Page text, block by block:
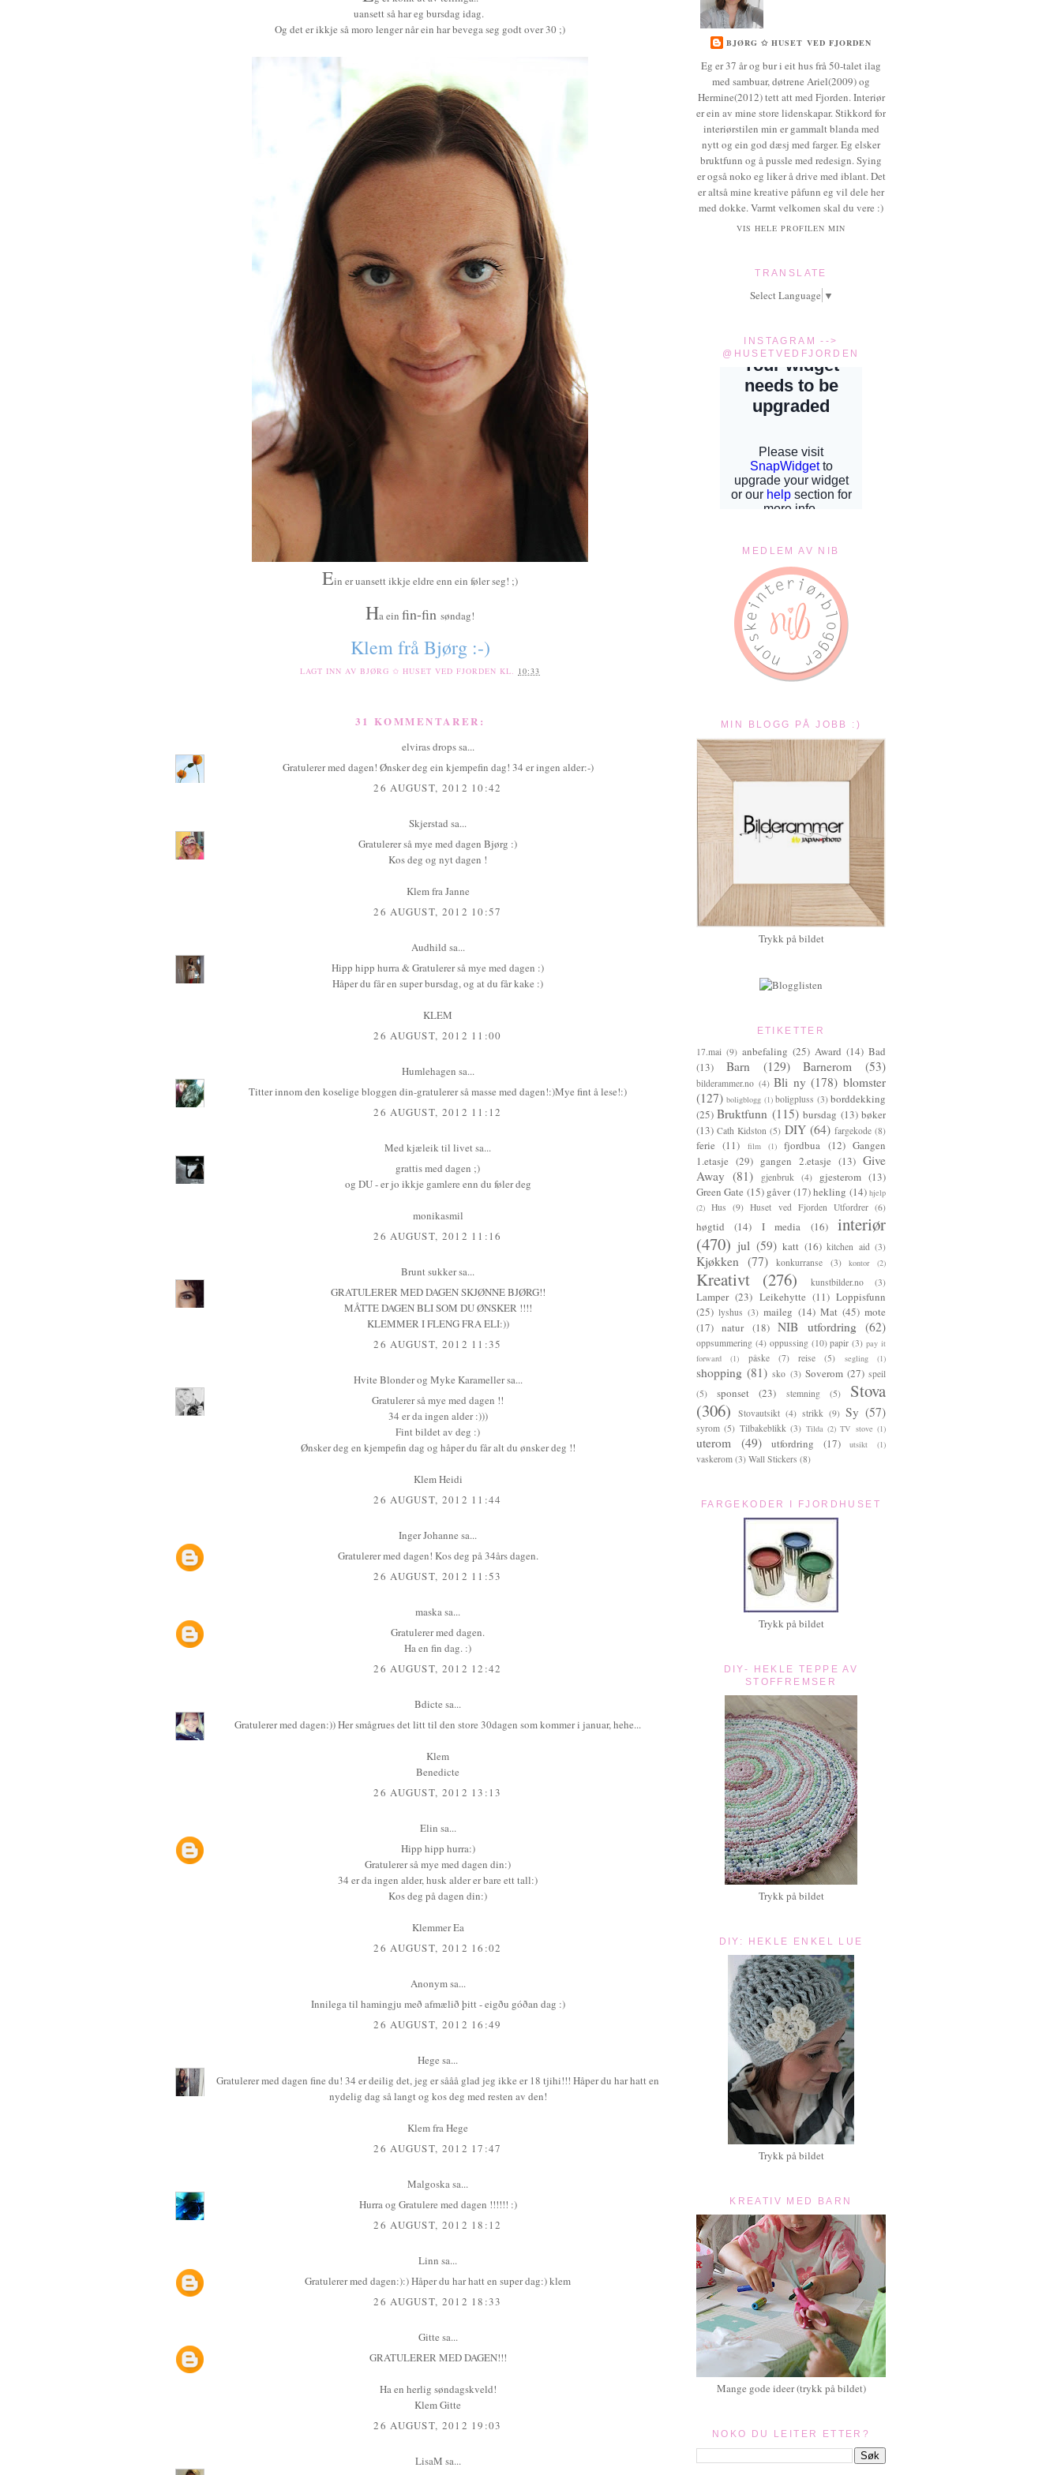
uansett så har eg bursdag idag.
Og det er ikkje så moro lenger når ein har bevega seg godt over 30 ;)
Ein er uansett ikkje eldre enn ein føler seg! ;)
Ha ein fin-fin søndag!
Klem frå Bjørg :-)
LAGT INN AV BJØRG ✩ HUSET VED FJORDEN KL. 10:33
31 KOMMENTARER:
elviras dropssa...
Gratulerer med dagen! Ønsker deg ein kjempefin dag! 34 er ingen alder:-)
26 AUGUST, 2012 10:42
Skjerstad sa...
Gratulerer så mye med dagen Bjørg :)
Kos deg og nyt dagen !
Klem fra Janne
26 AUGUST, 2012 10:57
Audhild sa...
Hipp hipp hurra & Gratulerer så mye med dagen :)
Håper du får en super bursdag, og at du får kake :)
KLEM
26 AUGUST, 2012 11:00
Humlehagen sa...
Titter innom den koselige bloggen din-gratulerer så masse med dagen!:)Mye fint å lese!:)
26 AUGUST, 2012 11:12
Med kjæleik til livetsa...
grattis med dagen ;)
og DU - er jo ikkje gamlere enn du føler deg
monikasmil
26 AUGUST, 2012 11:16
Brunt sukkersa...
GRATULERER MED DAGEN SKJØNNE BJØRG!!
MÅTTE DAGEN BLI SOM DU ØNSKER !!!!
KLEMMER I FLENG FRA ELI:))
26 AUGUST, 2012 11:35
Hvite Blonder og Myke Karamellersa...
Gratulerer så mye med dagen !!
34 er da ingen alder :)))
Fint bildet av deg :)
Ønsker deg en kjempefin dag og håper du får alt du ønsker deg !!
Klem Heidi
26 AUGUST, 2012 11:44
Inger Johanne sa...
Gratulerer med dagen! Kos deg på 34års dagen.
26 AUGUST, 2012 11:53
maskasa...
Gratulerer med dagen.
Ha en fin dag. :)
26 AUGUST, 2012 12:42
Bdicte sa...
Gratulerer med dagen:)) Her smågrues det litt til den store 30dagen som kommer i januar, hehe...
Klem
Benedicte
26 AUGUST, 2012 13:13
Elin sa...
Hipp hipp hurra:)
Gratulerer så mye med dagen din:)
34 er da ingen alder, husk alder er bare ett tall:)
Kos deg på dagen din:)
Klemmer Ea
26 AUGUST, 2012 16:02
Anonym sa...
Innilega til hamingju með afmælið þitt - eigðu góðan dag :)
26 AUGUST, 2012 16:49
Hege sa...
Gratulerer med dagen fine du! 34 er deilig det, jeg er sååå glad jeg ikke er 18 tjihi!!! Håper du har hatt en
nydelig dag så langt og kos deg med resten av den!
Klem fra Hege
26 AUGUST, 2012 17:47
Malgoskasa...
Hurra og Gratulere med dagen !!!!!! :)
26 AUGUST, 2012 18:12
Linn sa...
Gratulerer med dagen:):) Håper du har hatt en super dag:) klem
26 AUGUST, 2012 18:33
Gitte sa...
GRATULERER MED DAGEN!!!
Ha en herlig søndagskveld!
Klem Gitte
26 AUGUST, 2012 19:03
LisaM sa...
BJØRG ✩ HUSET VED FJORDEN
Eg er 37 år og bur i eit hus frå 50-talet ilag
med sambuar, døtrene Ariel(2009) og
Hermine(2012) tett att med Fjorden. Interiør
er ein av mine store lidenskapar. Stikkord for
interiørstilen min er gammalt blanda med
nytt og ein god dæsj med farger. Eg elsker
bruktfunn og å pussle med redesign. Sying
er også noko eg liker å drive med iblant. Det
er altså mine kreative påfunn eg vil dele her
med dokke. Varmt velkomen skal du vere :)
VIS HELE PROFILEN MIN
TRANSLATE
Select Language ▼
INSTAGRAM -->
@HUSETVEDFJORDEN
MEDLEM AV NIB
MIN BLOGG PÅ JOBB :)
Trykk på bildet
ETIKETTER
17.mai (9) anbefaling (25) Award (14) Bad
(13)
Barn (129) Barnerom (53)
bilderammer.no (4) Bli ny (178) blomster
(127) boligblogg (1) boligpluss (3) borddekking
(25) Bruktfunn (115) bursdag (13) bøker
(13) Cath Kidston (5) DIY (64) fargekode (8)
ferie (11) film (1) fjordbua (12) Gangen
1.etasje (29) gangen 2.etasje (13) Give
Away (81) gjenbruk (4) gjesterom (13)
Green Gate (15) gåver (17)hekling (14) hjelp
(2) Hus (9) Huset ved Fjorden Utfordrer (6)
høgtid (14) I media (16)
interiør
(470) jul (59) katt (16) kitchen aid (3)
Kjøkken (77) konkurranse (3) kontor (2)
Kreativt (276) kunstbilder.no (3)
Lamper (23) Leikehytte (11) Loppisfunn
(25) lyshus (3) maileg (14) Mat (45) mote
(17) natur (18) NIB utfordring (62)
oppsummering (4) oppussing (10) papir (3) pay it
forward
(1) påske (7) reise (5) segling (1)
shopping (81) sko (3) Soverom (27) speil
(5)
sponset (23) stemning (5)
Stova
(306)
Stovautsikt (4) strikk (9) Sy (57)
syrom (5) Tilbakeblikk (3) Tilda (2) TV stove (1)
uterom (49) utfordring (17) utsikt (1)
vaskerom (3) Wall Stickers (8)
FARGEKODER I FJORDHUSET
Trykk på bildet
DIY- HEKLE TEPPE AV
STOFFREMSER
Trykk på bildet
DIY: HEKLE ENKEL LUE
Trykk på bildet
KREATIV MED BARN
Mange gode ideer (trykk på bildet)
NOKO DU LEITER ETTER?